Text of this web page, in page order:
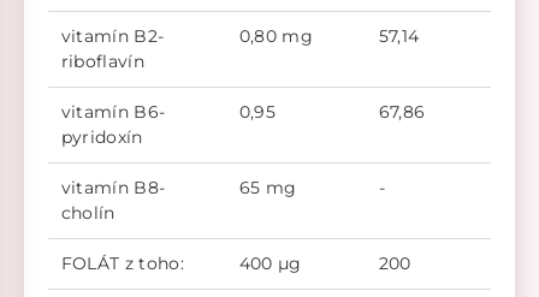
vitamín B2-
riboflavín
0,80 mg 57,14
vitamín B6-
pyridoxín
0,95 67,86
vitamín B8-
cholín
65 mg -
FOLÁT z toho: 400 µg 200